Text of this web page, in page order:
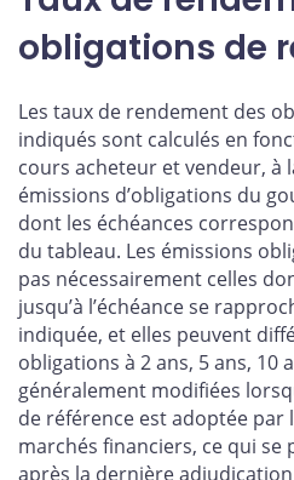
obligations de
Les taux de rendement des
indiqués sont calculés en
cours acheteur et vendeur, à
émissions d’obligations du
dont les échéances
du tableau. Les émissions
pas nécessairement celles
jusqu’à l’échéance se
indiquée, et elles peuvent
obligations à 2 ans, 5 ans, 10
généralement modifiées
de référence est adoptée par
marchés financiers, ce qui
après la dernière